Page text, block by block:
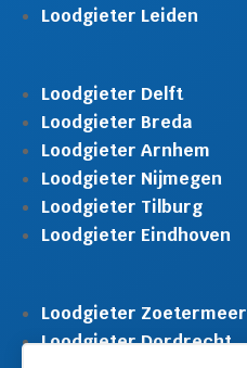
Loodgieter Leiden
Loodgieter Delft
Loodgieter Breda
Loodgieter Arnhem
Loodgieter Nijmegen
Loodgieter Tilburg
Loodgieter Eindhoven
Loodgieter Zoetermeer
Loodgieter Dordrecht